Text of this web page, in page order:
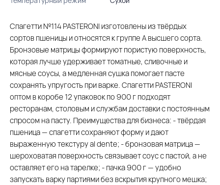
Спагетти №114 PASTERONI изготовлены из твёрдых
сортов пшеницы и относятся к группе А высшего сорта.
Бронзовые матрицы формируют пористую поверхность,
которая лучше удерживает томатные, сливочные и
мясные соусы, а медленная сушка помогает пасте
сохранять упругость при варке. Спагетти PASTERONI
оптом в коробе 12 упаковок по 900 г подходят
ресторанам, столовым и службам доставки с постоянным
спросом на пасту. Преимущества для бизнеса: - твёрдая
пшеница — спагетти сохраняют форму и дают
выраженную текстуру al dente; - бронзовая матрица —
шероховатая поверхность связывает соус с пастой, а не
оставляет его на тарелке; - пачка 900 г — удобно
запускать варку партиями без вскрытия крупного мешка;